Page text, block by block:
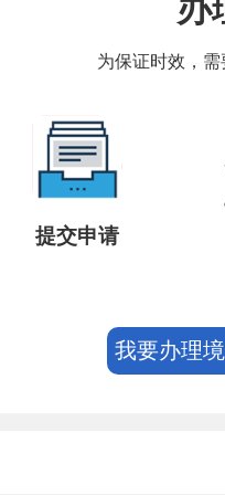
办
为保证时效，
提交申请
我要办理